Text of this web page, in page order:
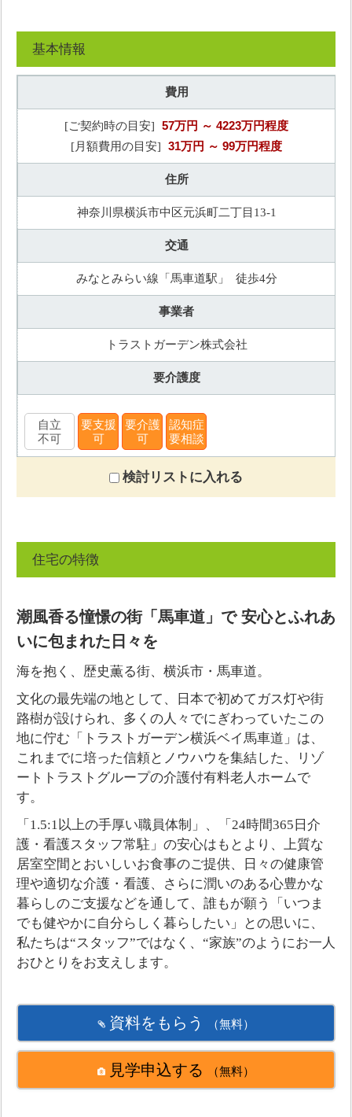
基本情報
費用
[ご契約時の目安] 57万円 ～ 4223万円程度
[月額費用の目安] 31万円 ～ 99万円程度
住所
神奈川県横浜市中区元浜町二丁目13-1
交通
みなとみらい線「馬車道駅」 徒歩4分
事業者
トラストガーデン株式会社
要介護度
自立
不可
要支援
可
要介護
可
認知症
要相談
検討リストに入れる
住宅の特徴
潮風香る憧憬の街「馬車道」で 安心とふれあ
いに包まれた日々を
海を抱く、歴史薫る街、横浜市・馬車道。
文化の最先端の地として、日本で初めてガス灯や街
路樹が設けられ、多くの人々でにぎわっていたこの
地に佇む「トラストガーデン横浜ベイ馬車道」は、
これまでに培った信頼とノウハウを集結した、リゾ
ートトラストグループの介護付有料老人ホームで
す。
「1.5:1以上の手厚い職員体制」、「24時間365日介
護・看護スタッフ常駐」の安心はもとより、上質な
居室空間とおいしいお食事のご提供、日々の健康管
理や適切な介護・看護、さらに潤いのある心豊かな
暮らしのご支援などを通して、誰もが願う「いつま
でも健やかに自分らしく暮らしたい」との思いに、
私たちは“スタッフ”ではなく、“家族”のようにお一人
おひとりをお支えします。
資料をもらう （無料）
見学申込する （無料）